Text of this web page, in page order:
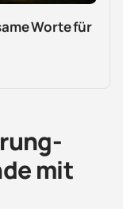
Worte für
mit